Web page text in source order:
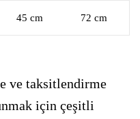
45 cm 72 cm
ve taksitlendirme
için çeşitli